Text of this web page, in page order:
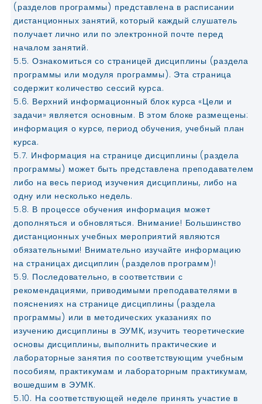
(разделов программы) представлена в расписании
дистанционных занятий, который каждый слушатель
получает лично или по электронной почте перед
началом занятий.
5.5. Ознакомиться со страницей дисциплины (раздела
программы или модуля программы). Эта страница
содержит количество сессий курса.
5.6. Верхний информационный блок курса «Цели и
задачи» является основным. В этом блоке размещены:
информация о курсе, период обучения, учебный план
курса.
5.7. Информация на странице дисциплины (раздела
программы) может быть представлена преподавателем
либо на весь период изучения дисциплины, либо на
одну или несколько недель.
5.8. В процессе обучения информация может
дополняться и обновляться. Внимание! Большинство
дистанционных учебных мероприятий являются
обязательными! Внимательно изучайте информацию
на страницах дисциплин (разделов программ)!
5.9. Последовательно, в соответствии с
рекомендациями, приводимыми преподавателями в
пояснениях на странице дисциплины (раздела
программы) или в методических указаниях по
изучению дисциплины в ЭУМК, изучить теоретические
основы дисциплины, выполнить практические и
лабораторные занятия по соответствующим учебным
пособиям, практикумам и лабораторным практикумам,
вошедшим в ЭУМК.
5.10. На соответствующей неделе принять участие в